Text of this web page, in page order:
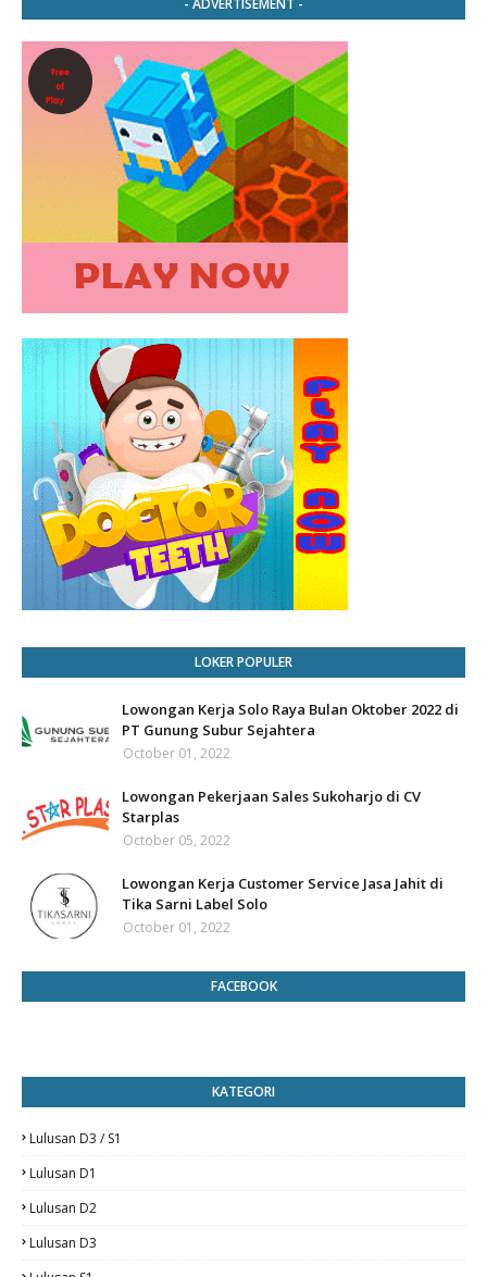
- ADVERTISEMENT -
LOKER POPULER
Lowongan Kerja Solo Raya Bulan Oktober 2022 di
PT Gunung Subur Sejahtera
October 01, 2022
Lowongan Pekerjaan Sales Sukoharjo di CV
Starplas
October 05, 2022
Lowongan Kerja Customer Service Jasa Jahit di
Tika Sarni Label Solo
October 01, 2022
FACEBOOK
KATEGORI
Lulusan D3 / S1
Lulusan D1
Lulusan D2
Lulusan D3